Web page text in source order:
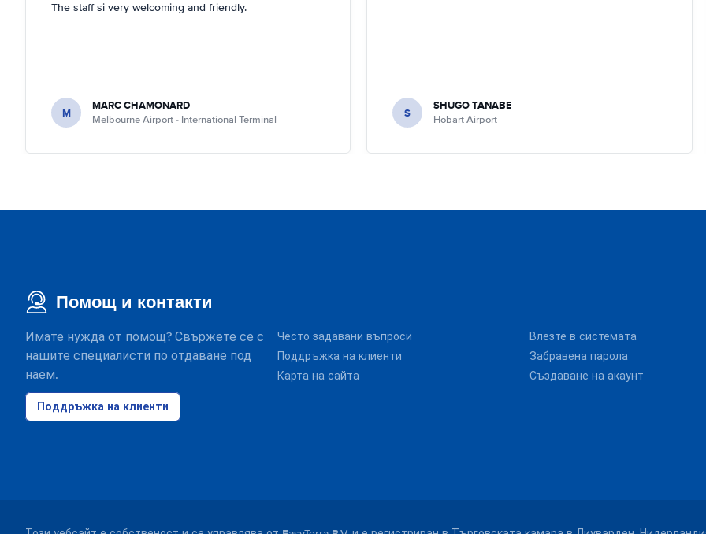
The staff si very welcoming and friendly.
M MARC CHAMONARD
Melbourne Airport - International Terminal S SHUGO TANABE
Hobart Airport
Помощ и контакти
Имате нужда от помощ? Свържете се с
нашите специалисти по отдаване под
наем.
Поддръжка на клиенти
Често задавани въпроси
Поддръжка на клиенти
Карта на сайта
Влезте в системата
Забравена парола
Създаване на акаунт